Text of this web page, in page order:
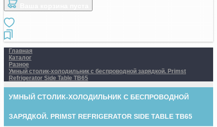
Главная
Каталог
Разное
Умный столик-холодильник с беспроводной зарядкой. Primst
Refrigerator Side Table TB65
УМНЫЙ СТОЛИК-ХОЛОДИЛЬНИК С БЕСПРОВОДНОЙ
ЗАРЯДКОЙ. PRIMST REFRIGERATOR SIDE TABLE TB65